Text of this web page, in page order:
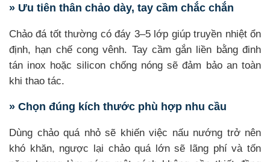
» Ưu tiên thân chảo dày, tay cầm chắc chắn
Chảo đá tốt thường có đáy 3–5 lớp giúp truyền nhiệt ổn
định, hạn chế cong vênh. Tay cầm gắn liền bằng đinh
tán inox hoặc silicon chống nóng sẽ đảm bảo an toàn
khi thao tác.
» Chọn đúng kích thước phù hợp nhu cầu
Dùng chảo quá nhỏ sẽ khiến việc nấu nướng trở nên
khó khăn, ngược lại chảo quá lớn sẽ lãng phí và tốn